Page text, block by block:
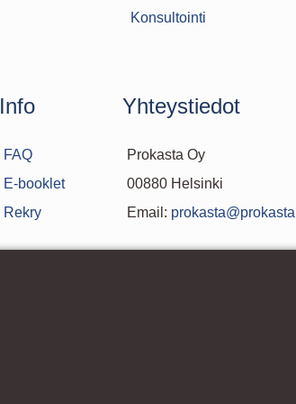
Konsultointi
Info
FAQ
E-booklet
Rekry
Yhteystiedot
Prokasta Oy
00880 Helsinki
Email: